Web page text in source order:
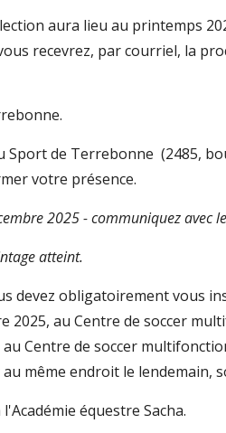
aura lieu au printemps
recevrez, par courriel, la
Sport de Terrebonne (2485,
votre présence.
2025 - communiquez avec
atteint.
devez obligatoirement vous
2025, au Centre de soccer
Centre de soccer
même endroit le lendemain,
l'Académie équestre Sacha.